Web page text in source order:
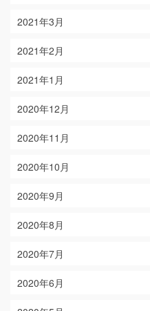
2021年3月
2021年2月
2021年1月
2020年12月
2020年11月
2020年10月
2020年9月
2020年8月
2020年7月
2020年6月